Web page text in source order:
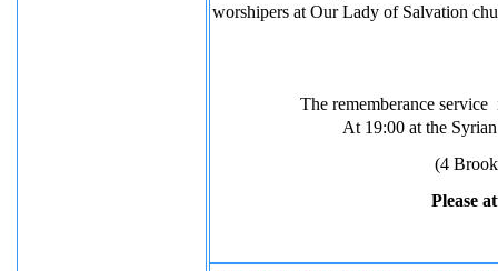
worshipers at Our Lady of Salvation
The rememberance
At 19:00 at the
(4
Please